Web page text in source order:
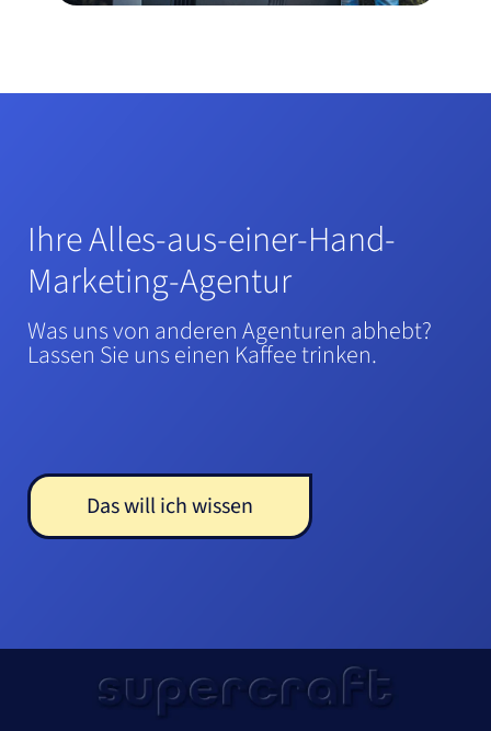
Ihre Alles-aus-einer-Hand-
Marketing-Agentur
Was uns von anderen Agenturen abhebt?
Lassen Sie uns einen Kaffee trinken.
Das will ich wissen